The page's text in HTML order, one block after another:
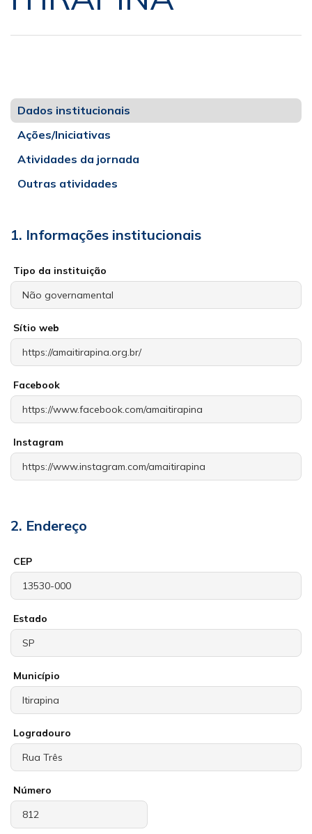
Dados institucionais
Ações/Iniciativas
Atividades da jornada
Outras atividades
1. Informações institucionais
Tipo da instituição
Sítio web
Facebook
Instagram
2. Endereço
CEP
Estado
Município
Logradouro
Número